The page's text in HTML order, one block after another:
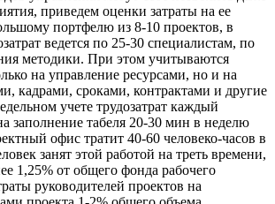
приведем оценки затраты на ее
портфелю из 8-10 проектов, в
ведется по 25-30 специалистам, по
методики. При этом учитываются
на управление ресурсами, но и на
кадрами, сроками, контрактами и другие
учете трудозатрат каждый
заполнение табеля 20-30 мин в неделю
офис тратит 40-60 человеко-часов в
занят этой работой на треть времени,
1,25% от общего фонда рабочего
руководителей проектов на